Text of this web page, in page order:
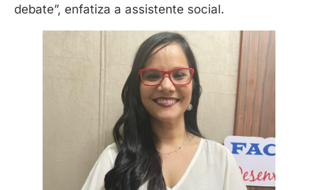
debate”, enfatiza a assistente social.